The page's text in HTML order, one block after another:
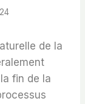
de la
fin de la